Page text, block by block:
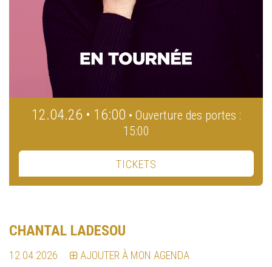
12.04.26 • 16:00 • Ouverture des portes :
15:00
TICKETS
CHANTAL LADESOU
12.04.2026 AJOUTER À MON AGENDA